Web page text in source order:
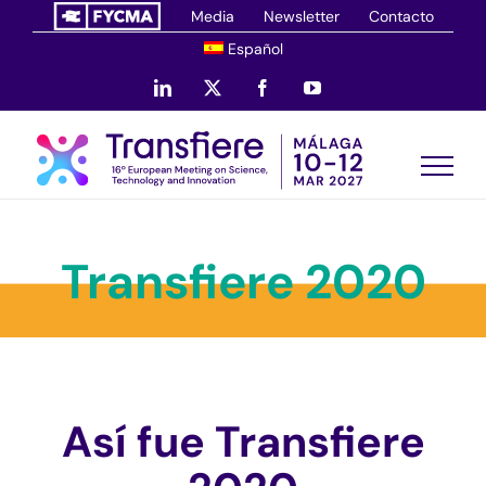
Media Newsletter
Contacto
Español
LinkedIn FacebookYouTube
Transfiere 2020
Así fue Transfiere